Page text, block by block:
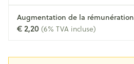
Augmentation de la rémunération
€ 2,20(6% TVA incluse)